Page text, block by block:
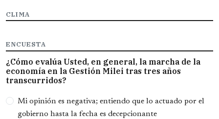
CLIMA
ENCUESTA
¿Cómo evalúa Usted, en general, la marcha de la
economía en la Gestión Milei tras tres años
transcurridos?
Opciones
Mi opinión es negativa; entiendo que lo actuado por el
gobierno hasta la fecha es decepcionante